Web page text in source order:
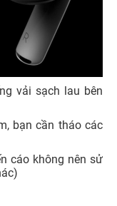
vải sạch lau bên
bạn cần tháo các
cáo không nên sử